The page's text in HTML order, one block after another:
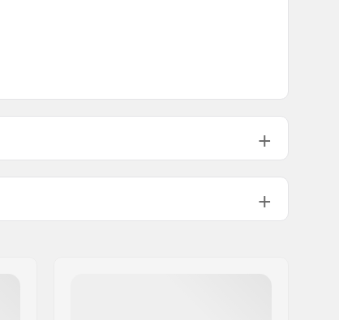
22.9cm (9")